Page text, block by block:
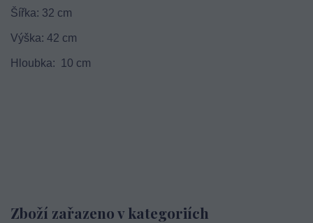
Šířka: 32 cm
Výška: 42 cm
Hloubka: 10 cm
Zboží zařazeno v kategoriích